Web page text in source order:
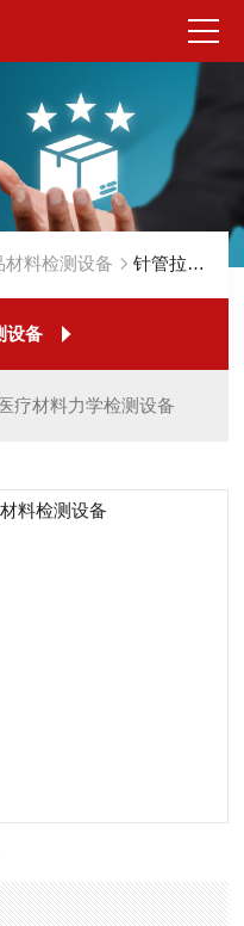
材料检测设备 针管拉力试验机
设备
疗材料力学检测设备